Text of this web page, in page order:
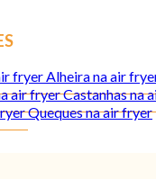
fryerAlheira na air
air fryerCastanhas na
Queques na air fryer